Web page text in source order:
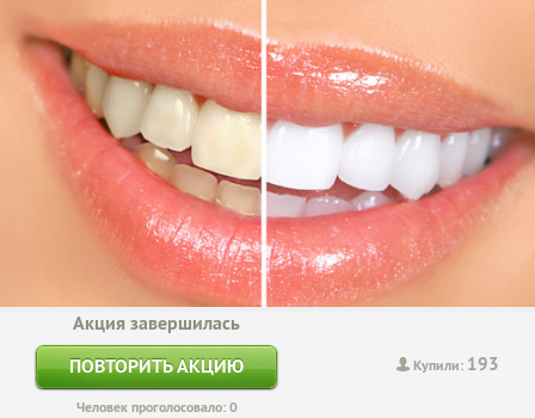
Купили: 193
Акция завершилась
ПОВТОРИТЬ АКЦИЮ
Человек проголосовало: 0